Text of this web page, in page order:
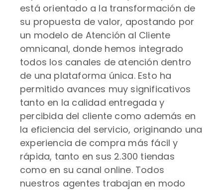
está orientado a la transformación de
su propuesta de valor, apostando por
un modelo de Atención al Cliente
omnicanal, donde hemos integrado
todos los canales de atención dentro
de una plataforma única. Esto ha
permitido avances muy significativos
tanto en la calidad entregada y
percibida del cliente como además en
la eficiencia del servicio, originando una
experiencia de compra más fácil y
rápida, tanto en sus 2.300 tiendas
como en su canal online. Todos
nuestros agentes trabajan en modo